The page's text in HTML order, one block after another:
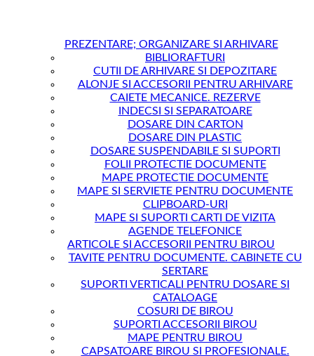
PREZENTARE; ORGANIZARE SI ARHIVARE
BIBLIORAFTURI
CUTII DE ARHIVARE SI DEPOZITARE
ALONJE SI ACCESORII PENTRU ARHIVARE
CAIETE MECANICE. REZERVE
INDECSI SI SEPARATOARE
DOSARE DIN CARTON
DOSARE DIN PLASTIC
DOSARE SUSPENDABILE SI SUPORTI
FOLII PROTECTIE DOCUMENTE
MAPE PROTECTIE DOCUMENTE
MAPE SI SERVIETE PENTRU DOCUMENTE
CLIPBOARD-URI
MAPE SI SUPORTI CARTI DE VIZITA
AGENDE TELEFONICE
ARTICOLE SI ACCESORII PENTRU BIROU
TAVITE PENTRU DOCUMENTE. CABINETE CU
SERTARE
SUPORTI VERTICALI PENTRU DOSARE SI
CATALOAGE
COSURI DE BIROU
SUPORTI ACCESORII BIROU
MAPE PENTRU BIROU
CAPSATOARE BIROU SI PROFESIONALE.